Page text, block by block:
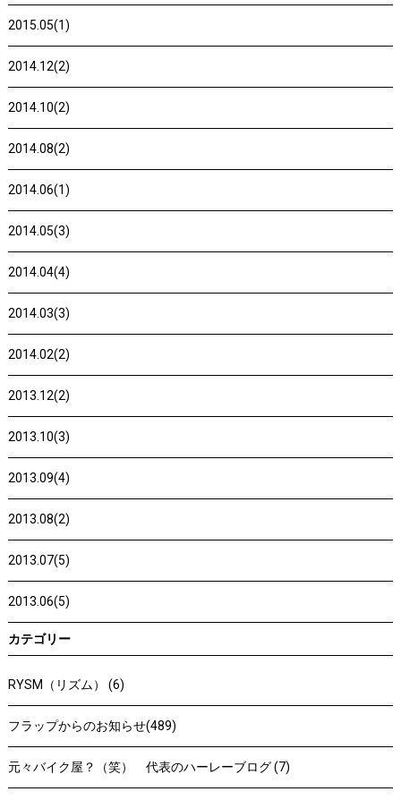
2015.05(1)
2014.12(2)
2014.10(2)
2014.08(2)
2014.06(1)
2014.05(3)
2014.04(4)
2014.03(3)
2014.02(2)
2013.12(2)
2013.10(3)
2013.09(4)
2013.08(2)
2013.07(5)
2013.06(5)
カテゴリー
RYSM（リズム） (6)
フラップからのお知らせ(489)
元々バイク屋？（笑） 代表のハーレーブログ (7)